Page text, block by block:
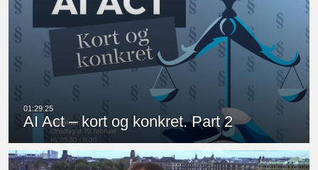
AI Act – kort og konkret. Part 2